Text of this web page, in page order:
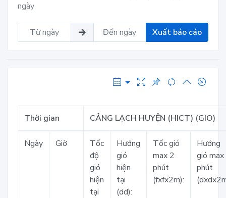
ngày
Xuất báo cáo
Thời gian CẢNG LẠCH HUYỆN (HICT) (GIO)
Ngày Giờ
Tốc
độ
gió
hiện
tại
Hướng
gió
hiện
tại
(dd):
Tốc gió
max 2
phút
(fxfx2m):
Hướng
gió
phút